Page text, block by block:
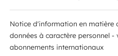
Notice d'information en matière
données à caractère personnel -
abonnements internationaux